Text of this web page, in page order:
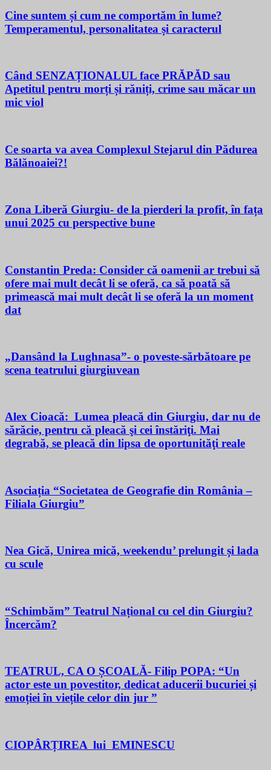
Cine suntem și cum ne comportăm în lume?
Temperamentul, personalitatea și caracterul
Când SENZAȚIONALUL face PRĂPĂD sau
Apetitul pentru morți și răniți, crime sau măcar un
mic viol
Ce soarta va avea Complexul Stejarul din Pădurea
Bălănoaiei?!
Zona Liberă Giurgiu- de la pierderi la profit, în fața
unui 2025 cu perspective bune
Constantin Preda: Consider că oamenii ar trebui să
ofere mai mult decât li se oferă, ca să poată să
primească mai mult decât li se oferă la un moment
dat
„Dansând la Lughnasa”- o poveste-sărbătoare pe
scena teatrului giurgiuvean
Alex Cioacă: Lumea pleacă din Giurgiu, dar nu de
sărăcie, pentru că pleacă şi cei înstăriţi. Mai
degrabă, se pleacă din lipsa de oportunităţi reale
Asociația “Societatea de Geografie din România –
Filiala Giurgiu”
Nea Gică, Unirea mică, weekendu’ prelungit și lada
cu scule
“Schimbăm” Teatrul Național cu cel din Giurgiu?
Încercăm?
TEATRUL, CA O ȘCOALĂ- Filip POPA: “Un
actor este un povestitor, dedicat aducerii bucuriei și
emoției în viețile celor din jur ”
CIOPÂRȚIREA lui EMINESCU